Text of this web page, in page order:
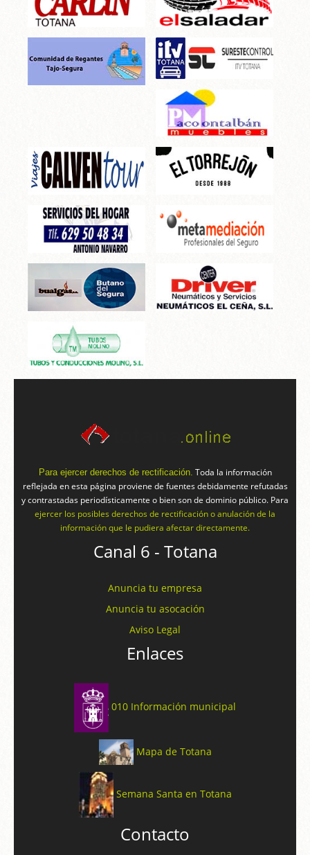
Para ejercer derechos de rectificación. Toda la información
reflejada en esta página proviene de fuentes debidamente refutadas
y contrastadas periodísticamente o bien son de dominio público. Para
ejercer los posibles derechos de rectificación o anulación de la
información que le pudiera afectar directamente.
Canal 6 - Totana
Anuncia tu empresa
Anuncia tu asocación
Aviso Legal
Enlaces
010 Información municipal
Mapa de Totana
Semana Santa en Totana
Contacto